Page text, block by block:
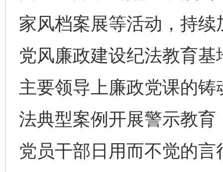
家风档案展等活动，持
党风廉政建设纪法教育
主要领导上廉政党课的
法典型案例开展警示教
党员干部日用而不觉的